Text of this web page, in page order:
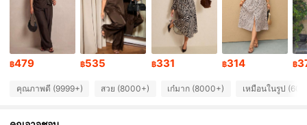
260K ผู้ติดตาม
4.83 260K ผู้ติดตาม
260K ผู้ติดตาม
฿479 ฿535 ฿331 ฿314 ฿
คุณภาพดี (9999+) สวย (8000+) เก๋มาก (8000+) เหมือนในรูป